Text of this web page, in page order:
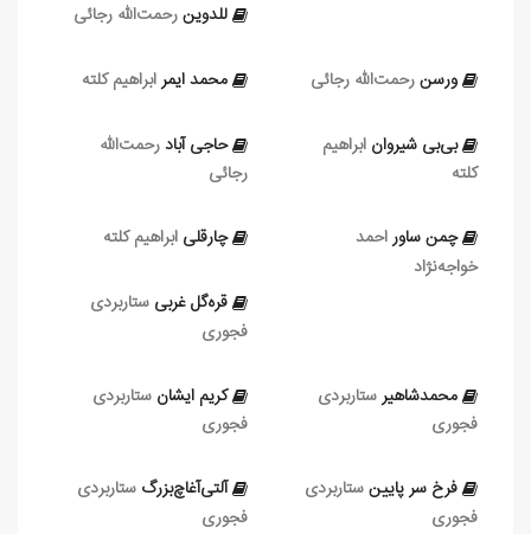
للدوینرحمت‌الله رجائی
ورسنرحمت‌الله رجائی محمد ایمرابراهیم کلته
بی‌بی شیروان ابراهیم
کلته
حاجی‌ آباد رحمت‌الله
رجائی
چمن ساوراحمد
خواجه‌نژاد
چارقلی ابراهیم کلته
قره‌گل غربی ستاربردی
فجوری
محمدشاهیرستاربردی
فجوری
کریم‌ ایشان ستاربردی
فجوری
فرخ‌ سر پایینستاربردی
فجوری
آلتی‌آغاچ‌بزرگ ستاربردی
فجوری